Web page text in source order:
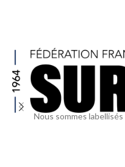
Nous sommes labellisés